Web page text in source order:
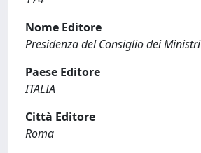
Nome Editore
Presidenza del Consiglio dei Ministri
Paese Editore
ITALIA
Città Editore
Roma